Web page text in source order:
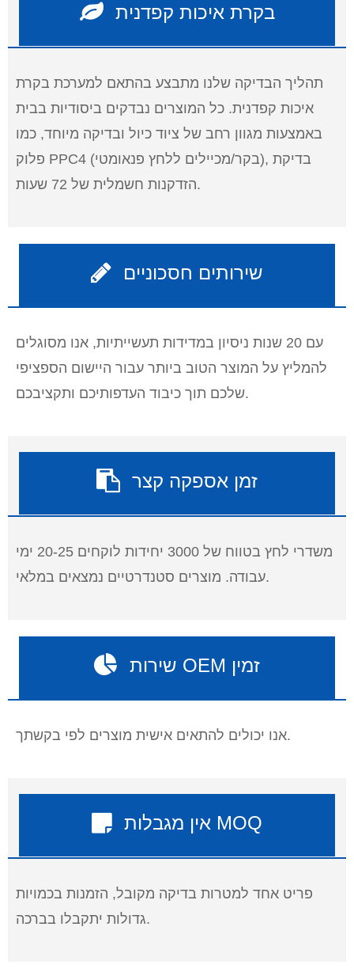
בקרת איכות קפדנית
תהליך הבדיקה שלנו מתבצע בהתאם למערכת בקרת
איכות קפדנית. כל המוצרים נבדקים ביסודיות בבית
באמצעות מגוון רחב של ציוד כיול ובדיקה מיוחד, כמו
פלוק PPC4 (בקר/מכיילים ללחץ פנאומטי), בדיקת
הזדקנות חשמלית של 72 שעות.
שירותים חסכוניים
עם 20 שנות ניסיון במדידות תעשייתיות, אנו מסוגלים
להמליץ ​​על המוצר הטוב ביותר עבור היישום הספציפי
שלכם תוך כיבוד העדפותיכם ותקציבכם.
זמן אספקה ​​קצר
משדרי לחץ בטווח של 3000 יחידות לוקחים 20-25 ימי
עבודה. מוצרים סטנדרטיים נמצאים במלאי.
שירות OEM זמין
אנו יכולים להתאים אישית מוצרים לפי בקשתך.
אין מגבלות MOQ
פריט אחד למטרות בדיקה מקובל, הזמנות בכמויות
גדולות יתקבלו בברכה.